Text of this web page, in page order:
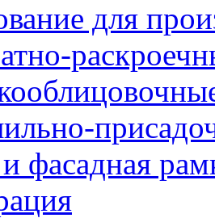
для
и фасадная